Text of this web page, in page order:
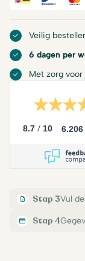
iDeal
Veilig
6 dagen per
Met zorg voor
8.7 / 10
Stap 3Vul
Stap 4